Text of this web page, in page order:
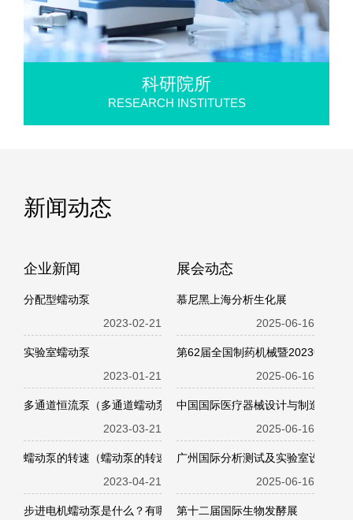
科研院所
RESEARCH INSTITUTES
新闻动态
企业新闻
分配型蠕动泵
2023-02-21
实验室蠕动泵
2023-01-21
多通道恒流泵（多通道蠕动泵）的特点
2023-03-21
蠕动泵的转速（蠕动泵的转速一般是多少）
2023-04-21
步进电机蠕动泵是什么？有哪些型号？
展会动态
慕尼黑上海分析生化展
2025-06-16
第62届全国制药机械暨2023中国国
2025-06-16
中国国际医疗器械设计与制造技术
2025-06-16
广州国际分析测试及实验室设备展
2025-06-16
第十二届国际生物发酵展